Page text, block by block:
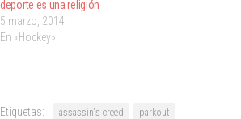
deporte es una religión
5 marzo, 2014
En «Hockey»
Etiquetas: assassin's creed parkout